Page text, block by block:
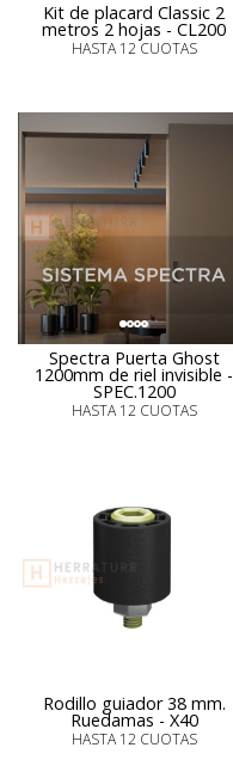
Kit de placard Classic 2
metros 2 hojas - CL200
HASTA 12 CUOTAS
Spectra Puerta Ghost
1200mm de riel invisible -
SPEC.1200
HASTA 12 CUOTAS
Rodillo guiador 38 mm.
Ruedamas - X40
HASTA 12 CUOTAS